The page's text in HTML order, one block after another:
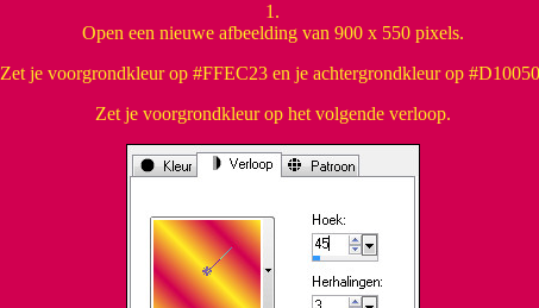
1.
Open een nieuwe afbeelding van 900 x 550 pixels.
Zet je voorgrondkleur op #FFEC23 en je achtergrondkleur op
Zet je voorgrondkleur op het volgende verloop.